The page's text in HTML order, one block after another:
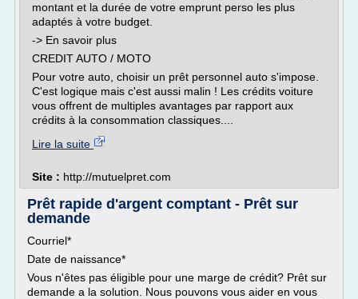
montant et la durée de votre emprunt perso les plus
adaptés à votre budget.
-> En savoir plus
CREDIT AUTO / MOTO
Pour votre auto, choisir un prêt personnel auto s'impose.
C'est logique mais c'est aussi malin ! Les crédits voiture
vous offrent de multiples avantages par rapport aux
crédits à la consommation classiques....
Lire la suite
Site : http://mutuelpret.com
Prêt rapide d'argent comptant - Prêt sur
demande
Courriel*
Date de naissance*
Vous n'êtes pas éligible pour une marge de crédit? Prêt sur
demande a la solution. Nous pouvons vous aider en vous